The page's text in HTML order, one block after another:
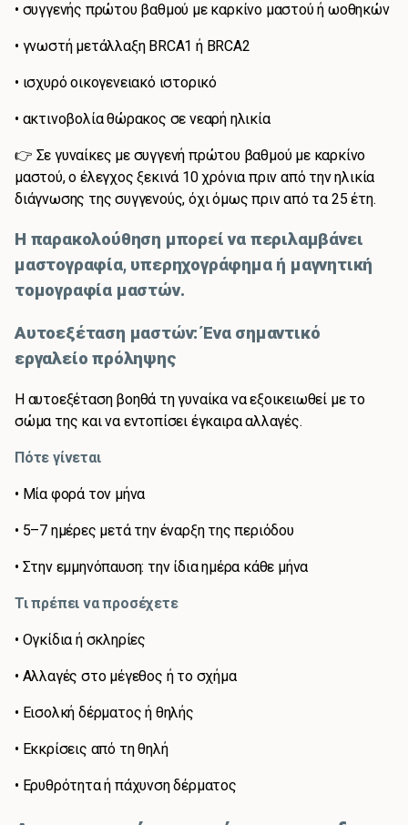
• συγγενής πρώτου βαθμού με καρκίνο μαστού ή ωοθηκών
• γνωστή μετάλλαξη BRCA1 ή BRCA2
• ισχυρό οικογενειακό ιστορικό
• ακτινοβολία θώρακος σε νεαρή ηλικία
👉 Σε γυναίκες με συγγενή πρώτου βαθμού με καρκίνο
μαστού, ο έλεγχος ξεκινά 10 χρόνια πριν από την ηλικία
διάγνωσης της συγγενούς, όχι όμως πριν από τα 25 έτη.
Η παρακολούθηση μπορεί να περιλαμβάνει
μαστογραφία, υπερηχογράφημα ή μαγνητική
τομογραφία μαστών.
Αυτοεξέταση μαστών: Ένα σημαντικό
εργαλείο πρόληψης
Η αυτοεξέταση βοηθά τη γυναίκα να εξοικειωθεί με το
σώμα της και να εντοπίσει έγκαιρα αλλαγές.
Πότε γίνεται
• Μία φορά τον μήνα
• 5–7 ημέρες μετά την έναρξη της περιόδου
• Στην εμμηνόπαυση: την ίδια ημέρα κάθε μήνα
Τι πρέπει να προσέχετε
• Ογκίδια ή σκληρίες
• Αλλαγές στο μέγεθος ή το σχήμα
• Εισολκή δέρματος ή θηλής
• Εκκρίσεις από τη θηλή
• Ερυθρότητα ή πάχυνση δέρματος